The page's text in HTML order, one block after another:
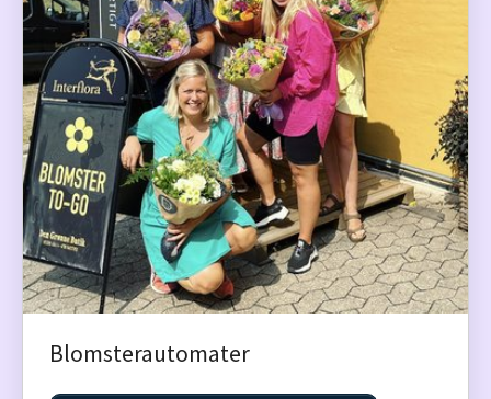
Blomsterautomater